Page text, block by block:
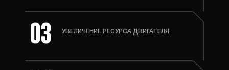
03 УВЕЛИЧЕНИЕ РЕСУРСА ДВИГАТЕЛЯ